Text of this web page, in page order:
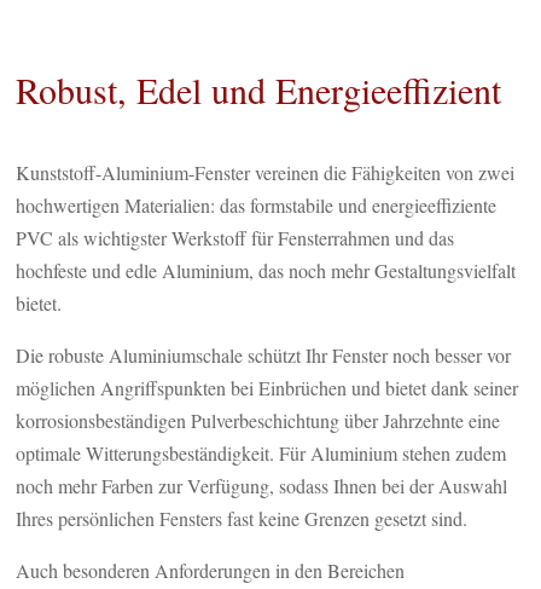
Robust, Edel und Energieeffizient
Kunststoff-Aluminium-Fenster vereinen die Fähigkeiten von zwei
hochwertigen Materialien: das formstabile und energieeffiziente
PVC als wichtigster Werkstoff für Fensterrahmen und das
hochfeste und edle Aluminium, das noch mehr Gestaltungsvielfalt
bietet.
Die robuste Aluminiumschale schützt Ihr Fenster noch besser vor
möglichen Angriffspunkten bei Einbrüchen und bietet dank seiner
korrosionsbeständigen Pulverbeschichtung über Jahrzehnte eine
optimale Witterungsbeständigkeit. Für Aluminium stehen zudem
noch mehr Farben zur Verfügung, sodass Ihnen bei der Auswahl
Ihres persönlichen Fensters fast keine Grenzen gesetzt sind.
Auch besonderen Anforderungen in den Bereichen